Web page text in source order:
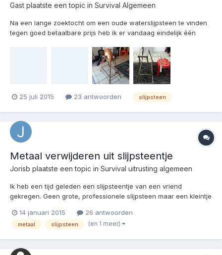
Gast plaatste een topic in Survival Algemeen
Na een lange zoektocht om een oude waterslijpsteen te vinden
tegen goed betaalbare prijs heb ik er vandaag eindelijk één
gladde (fijne korrel) en staat nog goed haaks. Waterbakje is ook
nog dicht dus goede zaak. Thuisgekomen , eerst en...
25 juli 2015 23 antwoorden slijpsteen
Metaal verwijderen uit slijpsteentje
Jorisb plaatste een topic in Survival uitrusting algemeen
Ik heb een tijd geleden een slijpsteentje van een vriend
gekregen. Geen grote, professionele slijpsteen maar een kleintje
Probleem is nu dat deze eigenlijk geen mes meer kan slijpen
omdat hij zo vaak gebruikt is dat de korreltjes afgevlakt...
14 januari 2015 26 antwoorden
metaal slijpsteen (en 1 meer)